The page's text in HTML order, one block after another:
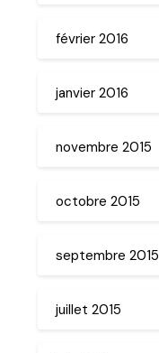
février 2016
janvier 2016
novembre 2015
octobre 2015
septembre 2015
juillet 2015